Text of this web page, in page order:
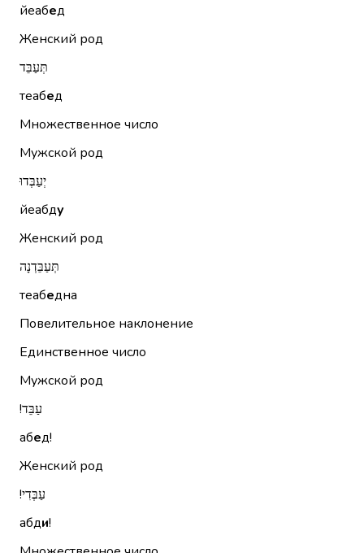
йеабед
Женский род
תְּעַבֵּד
теабед
Множественное число
Мужской род
יְעַבְּדוּ
йеабду
Женский род
תְּעַבֵּדְנָה
теабедна
Повелительное наклонение
Единственное число
Мужской род
עַבֵּד!‏
абед!
Женский род
עַבְּדִי!‏
абди!